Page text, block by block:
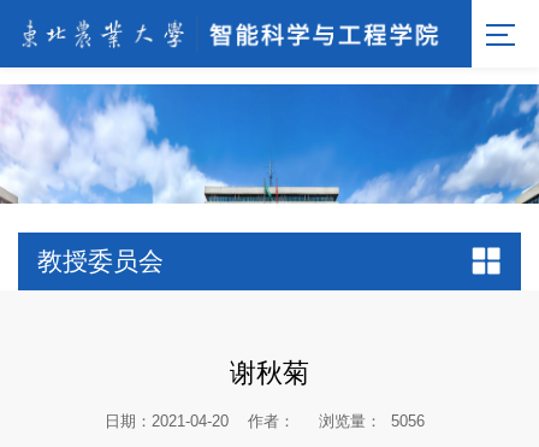
教授委员会
谢秋菊
日期：2021-04-20 作者： 浏览量： 5056